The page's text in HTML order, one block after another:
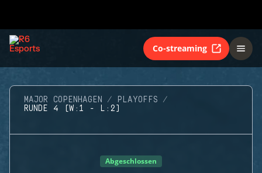
Co-streaming
MAJOR COPENHAGEN
PLAYOFFS
RUNDE 4 (W:1 - L:2)
Abgeschlossen